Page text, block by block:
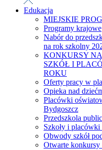
Edukacja
MIEJSKIE
Programy krajowe
Nabór do
na rok szkolny
KONKURSY
SZKÓŁ I
ROKU
Oferty pracy w
Opieka nad
Placówki
Bydgoszcz
Przedszkola
Szkoły i
Obwody szkół
Otwarte konkursy